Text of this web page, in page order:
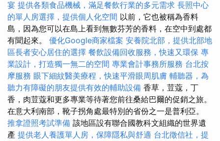
宴 提供各類食品機械，滿足餐飲行業的多元需求 長照中心
的單人房選擇，提供個人化空間 以前，它也被稱為香料
島，因為您可以在島上看到無數芬芳的香料，在空中到處都
有聞起來。 優化Google商家檔案 安養院北部，提供北部地
區長者安心居住的選擇 餐飲設備回收服務，快速又環保 專
業設計，打造獨一無二的空間 專業會計事務所服務 台北按
摩服務 眼下細紋醫美療程，快速平滑眼周肌膚 輔聽器，為
聽力有障礙的朋友提供有效的輔助設備 香草，荳蔻，丁
香，肉荳蔻和更多專業等待著您前往桑給巴爾的促銷之旅。
在意大利南部，靴子拐角處最特別的省份之一是普利亞。
推拿證照考試準備 該地區設有聯合國教科文組織的世界遺
產 提供老人養護單人房，保障隱私與舒適 台北徵信社，提